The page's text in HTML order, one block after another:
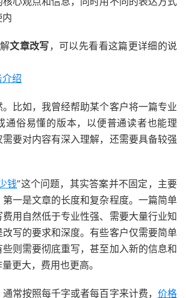
文章改写，可以先看看这篇更详细的说
绍
比如，我曾经帮助某个客户将一篇专业
通俗易懂的版本，以便普通读者也能理
要对内容有深入理解，还需要具备较强
钱”这个问题，其实答案并不固定，主要
一是文章的长度和复杂程度。一篇简单
用自然低于专业性强、需要大量行业知
写的要求和深度。有些客户仅需要简单
则需要彻底重写，甚至加入新的信息和
更大，费用也更高。
常按照每千字或者每百字来计费， 价格